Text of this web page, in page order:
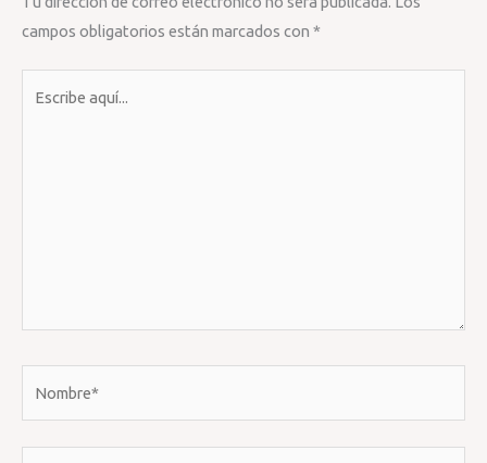
campos obligatorios están marcados con *